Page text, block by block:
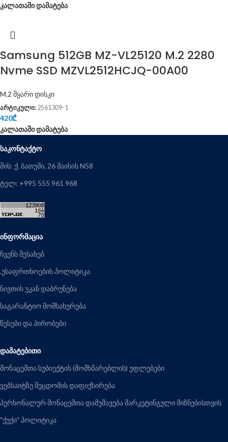
კალათაში დამატება
Samsung 512GB MZ-VL25120 M.2 2280
Nvme SSD MZVL2512HCJQ-00A00
M.2 მყარი დისკი
არტიკული: 2561309-1
420₾
კალათაში დამატება
ᲡᲐᲙᲝᲜᲢᲐᲥᲢᲝ
მის: ქ. ბათუმი, 26 მაისის N58
ტელ: +995 555 961 968
ᲘᲜᲤᲝᲠᲛᲐᲪᲘᲐ
ჩვენს შესახებ
.უსაფრთხოების პოლიტიკა
ნივთის უკან დაბრუნება
საგარანტიო მომსახურება
წესები და პირობები
ᲓᲐᲛᲐᲢᲔᲑᲘᲗᲘ
მონაცემთა სუბიექტის (მომხმარებლის) უფლებები
ვებსაიტზე შეცდომის დაფიქსირება
პერსონალურ მონაცემთა დამუშავება მარკეტინგული მიზნებისთვის
"ქუქი" პოლიტიკა